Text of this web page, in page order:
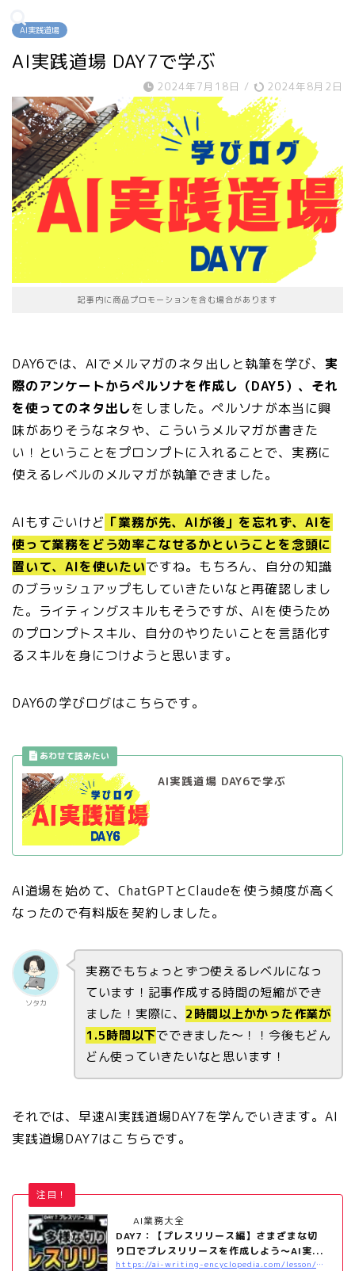
AI実践道場
AI実践道場 DAY7で学ぶ
2024年7月18日 / 2024年8月2日
記事内に商品プロモーションを含む場合があります
DAY6では、AIでメルマガのネタ出しと執筆を学び、 実
際のアンケートからペルソナを作成し（DAY5）、それ
を使ってのネタ出しをしました。ペルソナが本当に興
味がありそうなネタや、こういうメルマガが書きた
い！ということをプロンプトに入れることで、実務に
使えるレベルのメルマガが執筆できました。
AIもすごいけど 「業務が先、AIが後」を忘れず、AIを
使って業務をどう効率こなせるかということを念頭に
置いて、AIを使いたいですね。もちろん、自分の知識
のブラッシュアップもしていきたいなと再確認しまし
た。ライティングスキルもそうですが、AIを使うため
のプロンプトスキル、自分のやりたいことを言語化す
るスキルを身につけようと思います。
DAY6の学びログはこちらです。
AI実践道場 DAY6で学ぶ
AI道場を始めて、ChatGPTとClaudeを使う頻度が高く
なったので有料版を契約しました。
ソタカ
実務でもちょっとずつ使えるレベルになっ
ています！記事作成する時間の短縮ができ
ました！実際に、 2時間以上かかった作業が
1.5時間以下でできました〜！！今後もどん
どん使っていきたいなと思います！
それでは、早速AI実践道場DAY7を学んでいきます。AI
実践道場DAY7はこちらです。
AI業務大全
注目！
DAY7：【プレスリリース編】さまざまな切
り口でプレスリリースを作成しよう～AI実...
https://ai-writing-encyclopedia.com/lesson/day7